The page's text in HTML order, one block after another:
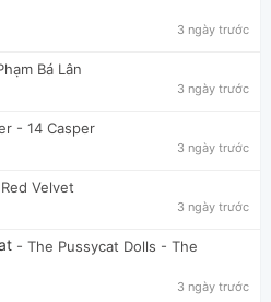
3 ngày trước
Bá Lân
3 ngày trước
- 14 Casper
3 ngày trước
Velvet
3 ngày trước
- The Pussycat Dolls - The
3 ngày trước